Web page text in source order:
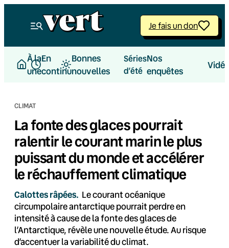
Je fais un don
À la
une
En
continu
Bonnes
nouvelles
Séries
d’été
Nos
enquêtes
CLIMAT
La fonte des glaces pourrait
ralentir le courant marin le plus
puissant du monde et accélérer
le réchauffement climatique
Calottes râpées. Le courant océanique
circumpolaire antarctique pourrait perdre en
intensité à cause de la fonte des glaces de
l’Antarctique, révèle une nouvelle étude. Au risque
d’accentuer la variabilité du climat.